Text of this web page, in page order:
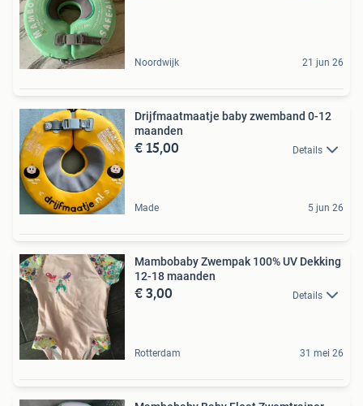
Noordwijk 21 jun 26
Drijfmaatmaatje baby zwemband 0-12
maanden
€ 15,00 Details
Made 5 jun 26
Mambobaby Zwempak 100% UV Dekking
12-18 maanden
€ 3,00 Details
Rotterdam 31 mei 26